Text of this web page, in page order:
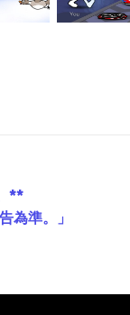
**
為準。」